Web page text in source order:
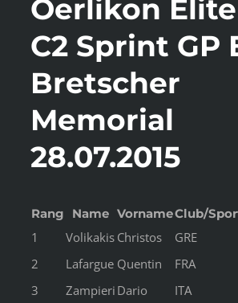
Oerlikon Elite
C2 Sprint GP
Bretscher
Memorial
28.07.2015
Rang Name VornameClub/
1 Volikakis Christos
GRE
2
Lafargue Quentin
FRA
3
Zampieri Dario ITA